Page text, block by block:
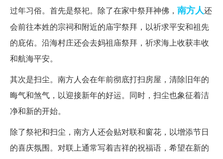
过年习俗。首先是祭祀。除了在家中祭拜神佛， 南方人还
会前往本姓的宗祠和附近的庙宇祭拜，以祈求平安和祖先
的庇佑。沿海村庄还会去妈祖庙祭拜，祈求海上收获丰收
和航海平安。
其次是扫尘。南方人会在年前彻底打扫房屋，清除旧年的
晦气和煞气，以迎接新年的好运。同时，扫尘也象征着洁
净和新的开始。
除了祭祀和扫尘，南方人还会贴对联和窗花，以增添节日
的喜庆氛围。对联上通常写着吉祥的祝福语，希望在新的